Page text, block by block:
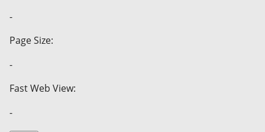
-
Page Size:
-
Fast Web View:
-